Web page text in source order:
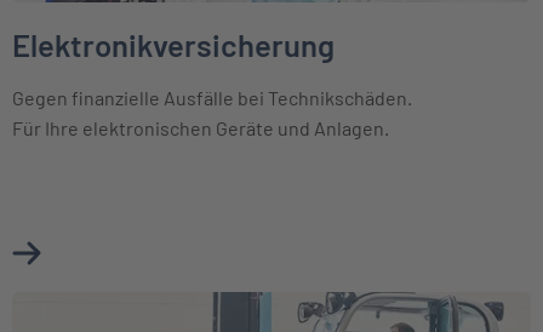
Elektronikversicherung
Gegen finanzielle Ausfälle bei Technikschäden.
Für Ihre elektronischen Geräte und Anlagen.
Mehr über Elektronikversicherung erfahren
Weiter zu Maschinenversicherung